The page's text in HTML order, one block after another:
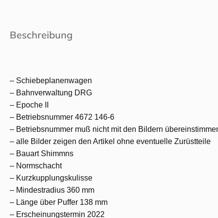
Beschreibung
– Schiebeplanenwagen
– Bahnverwaltung DRG
– Epoche II
– Betriebsnummer 4672 146-6
– Betriebsnummer muß nicht mit den Bildern
– alle Bilder zeigen den Artikel ohne eventuelle Zurüstteile
– Bauart Shimmns
– Normschacht
– Kurzkupplungskulisse
– Mindestradius 360 mm
– Länge über Puffer 138 mm
– Erscheinungstermin 2022